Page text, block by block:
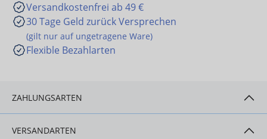
Versandkostenfrei ab 49 €
30 Tage Geld zurück Versprechen
(gilt nur auf ungetragene Ware)
Flexible Bezahlarten
ZAHLUNGSARTEN
VERSANDARTEN